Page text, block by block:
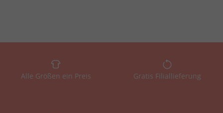
Alle Größen ein Preis Gratis Filiallieferung